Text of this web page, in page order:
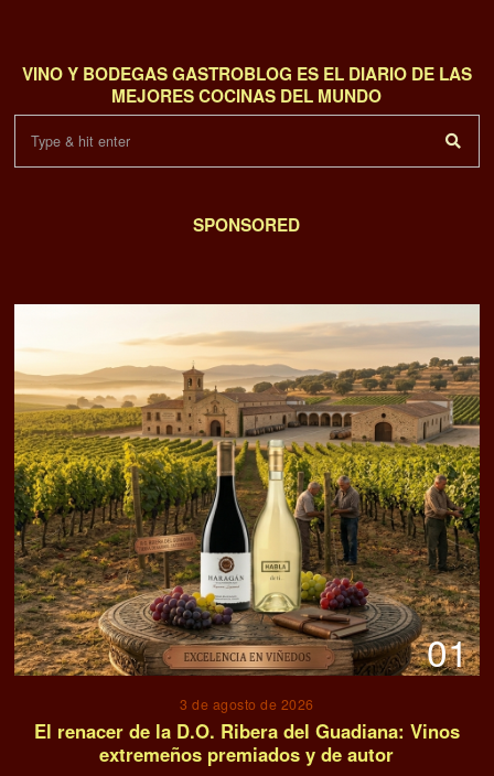
VINO Y BODEGAS GASTROBLOG ES EL DIARIO DE LAS
MEJORES COCINAS DEL MUNDO
SPONSORED
01
3 de agosto de 2026
El renacer de la D.O. Ribera del Guadiana: Vinos
extremeños premiados y de autor